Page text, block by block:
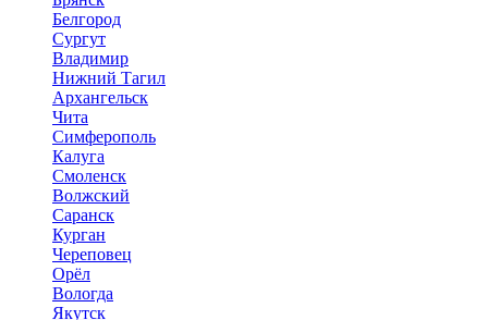
Белгород
Сургут
Владимир
Нижний Тагил
Архангельск
Чита
Симферополь
Калуга
Смоленск
Волжский
Саранск
Курган
Череповец
Орёл
Вологда
Якутск